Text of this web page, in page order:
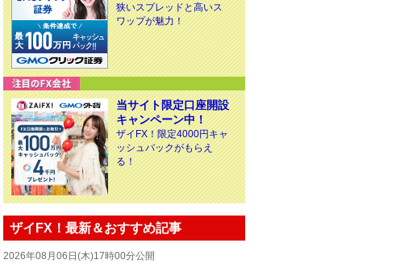
狭いスプレッドと高いス
ワップが魅力！
当サイト限定口座開設
キャンペーン中！
ザイFX！限定4000円キャ
ッシュバックがもらえ
る！
ザイFX！最新＆おすすめ記事
2026年08月06日(木)17時00分公開